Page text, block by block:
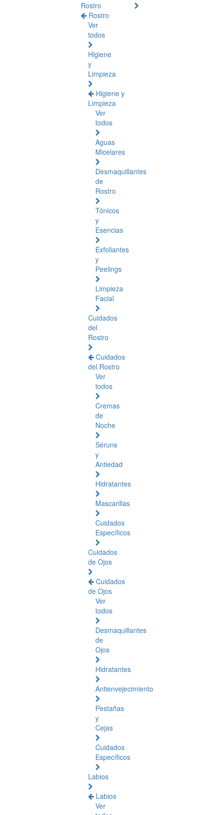
Rostro
Rostro
Ver
todos
Higiene
y
Limpieza
Higiene y
Limpieza
Ver
todos
Aguas
Micelares
Desmaquillantes
de
Rostro
Tónicos
y
Esencias
Exfoliantes
y
Peelings
Limpieza
Facial
Cuidados
del
Rostro
Cuidados
del Rostro
Ver
todos
Cremas
de
Noche
Séruns
y
Antiedad
Hidratantes
Mascarillas
Cuidados
Específicos
Cuidados
de Ojos
Cuidados
de Ojos
Ver
todos
Desmaquillantes
de
Ojos
Hidratantes
Antienvejecimiento
Pestañas
y
Cejas
Cuidados
Específicos
Labios
Labios
Ver